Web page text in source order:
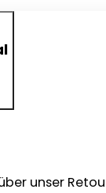
unser